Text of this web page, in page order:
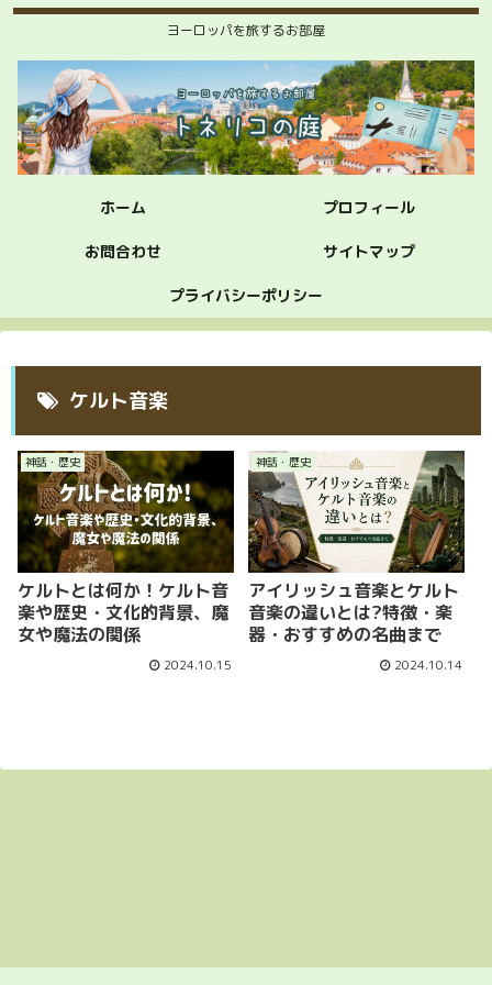
ヨーロッパを旅するお部屋
ホーム プロフィール
お問合わせ サイトマップ
プライバシーポリシー
ケルト音楽
神話・歴史
ケルトとは何か！ケルト音
楽や歴史・文化的背景、魔
女や魔法の関係
2024.10.15
神話・歴史
アイリッシュ音楽とケルト
音楽の違いとは?特徴・楽
器・おすすめの名曲まで
2024.10.14